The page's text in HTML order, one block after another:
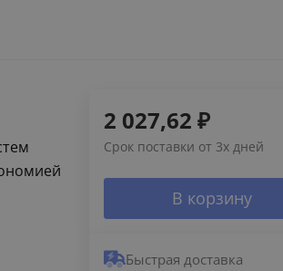
2 027,62 ₽
Срок поставки от 3х дней
В корзину
Быстрая доставка